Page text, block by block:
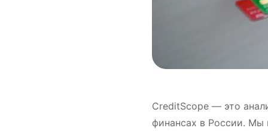
CreditScope — это
финансах в России. Мы